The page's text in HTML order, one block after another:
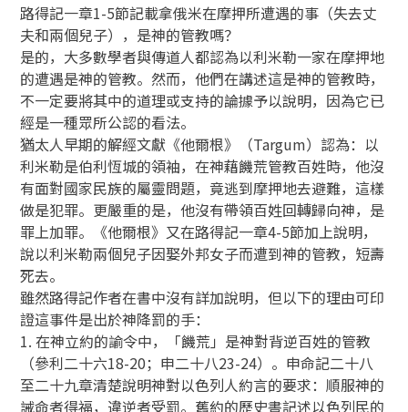
路得記一章1-5節記載拿俄米在摩押所遭遇的事（失去丈
夫和兩個兒子），是神的管教嗎？
是的，大多數學者與傳道人都認為以利米勒一家在摩押地
的遭遇是神的管教。然而，他們在講述這是神的管教時，
不一定要將其中的道理或支持的論據予以說明，因為它已
經是一種眾所公認的看法。
猶太人早期的解經文獻《他爾根》（Targum）認為：以
利米勒是伯利恆城的領袖，在神藉饑荒管教百姓時，他沒
有面對國家民族的屬靈問題，竟逃到摩押地去避難，這樣
做是犯罪。更嚴重的是，他沒有帶領百姓回轉歸向神，是
罪上加罪。《他爾根》又在路得記一章4-5節加上說明，
說以利米勒兩個兒子因娶外邦女子而遭到神的管教，短壽
死去。
雖然路得記作者在書中沒有詳加說明，但以下的理由可印
證這事件是出於神降罰的手：
1. 在神立約的諭令中，「饑荒」是神對背逆百姓的管教
（參利二十六18-20；申二十八23-24）。申命記二十八
至二十九章清楚說明神對以色列人約言的要求：順服神的
誡命者得福，違逆者受罰。舊約的歷史書記述以色列民的